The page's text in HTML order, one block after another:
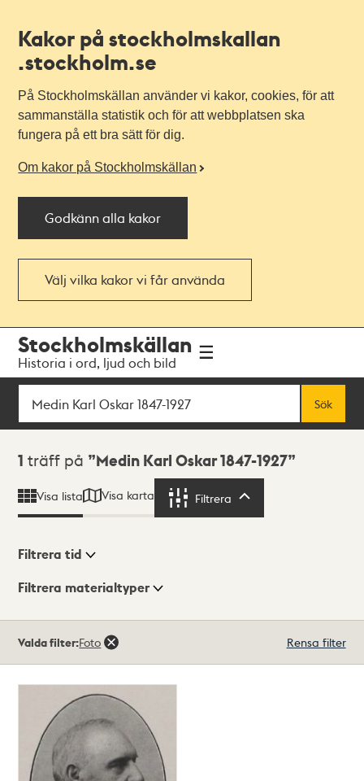
Kakor på stockholmskallan
.stockholm.se
På Stockholmskällan använder vi kakor, cookies, för att
sammanställa statistik och för att webbplatsen ska
fungera på ett bra sätt för dig.
Om kakor på Stockholmskällan
Godkänn alla kakor
Välj vilka kakor vi får använda
navigationen
huvudinnehållet
Stockholmskällan
Historia i ord, ljud och bild
Sök
Sök
Sökresultat
1 träff på Medin Karl Oskar 1847-1927
Visa lista Visa karta Filtrera
Visningsläge
Filtrera tid
Filtrera materialtyper
träffar
Valda filter:Foto Rensa filter